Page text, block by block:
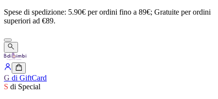
Spese di spedizione: 5.90€ perordini fino a 89€; Gratuite perordini
superiori ad €89.
G di GiftCard
S di Special